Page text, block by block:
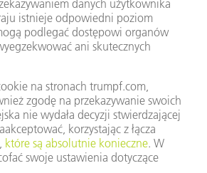
do cyfrowej produkcji”
takie jak planowanie, wyszukiwanie
może stać się bardziej wydajna i